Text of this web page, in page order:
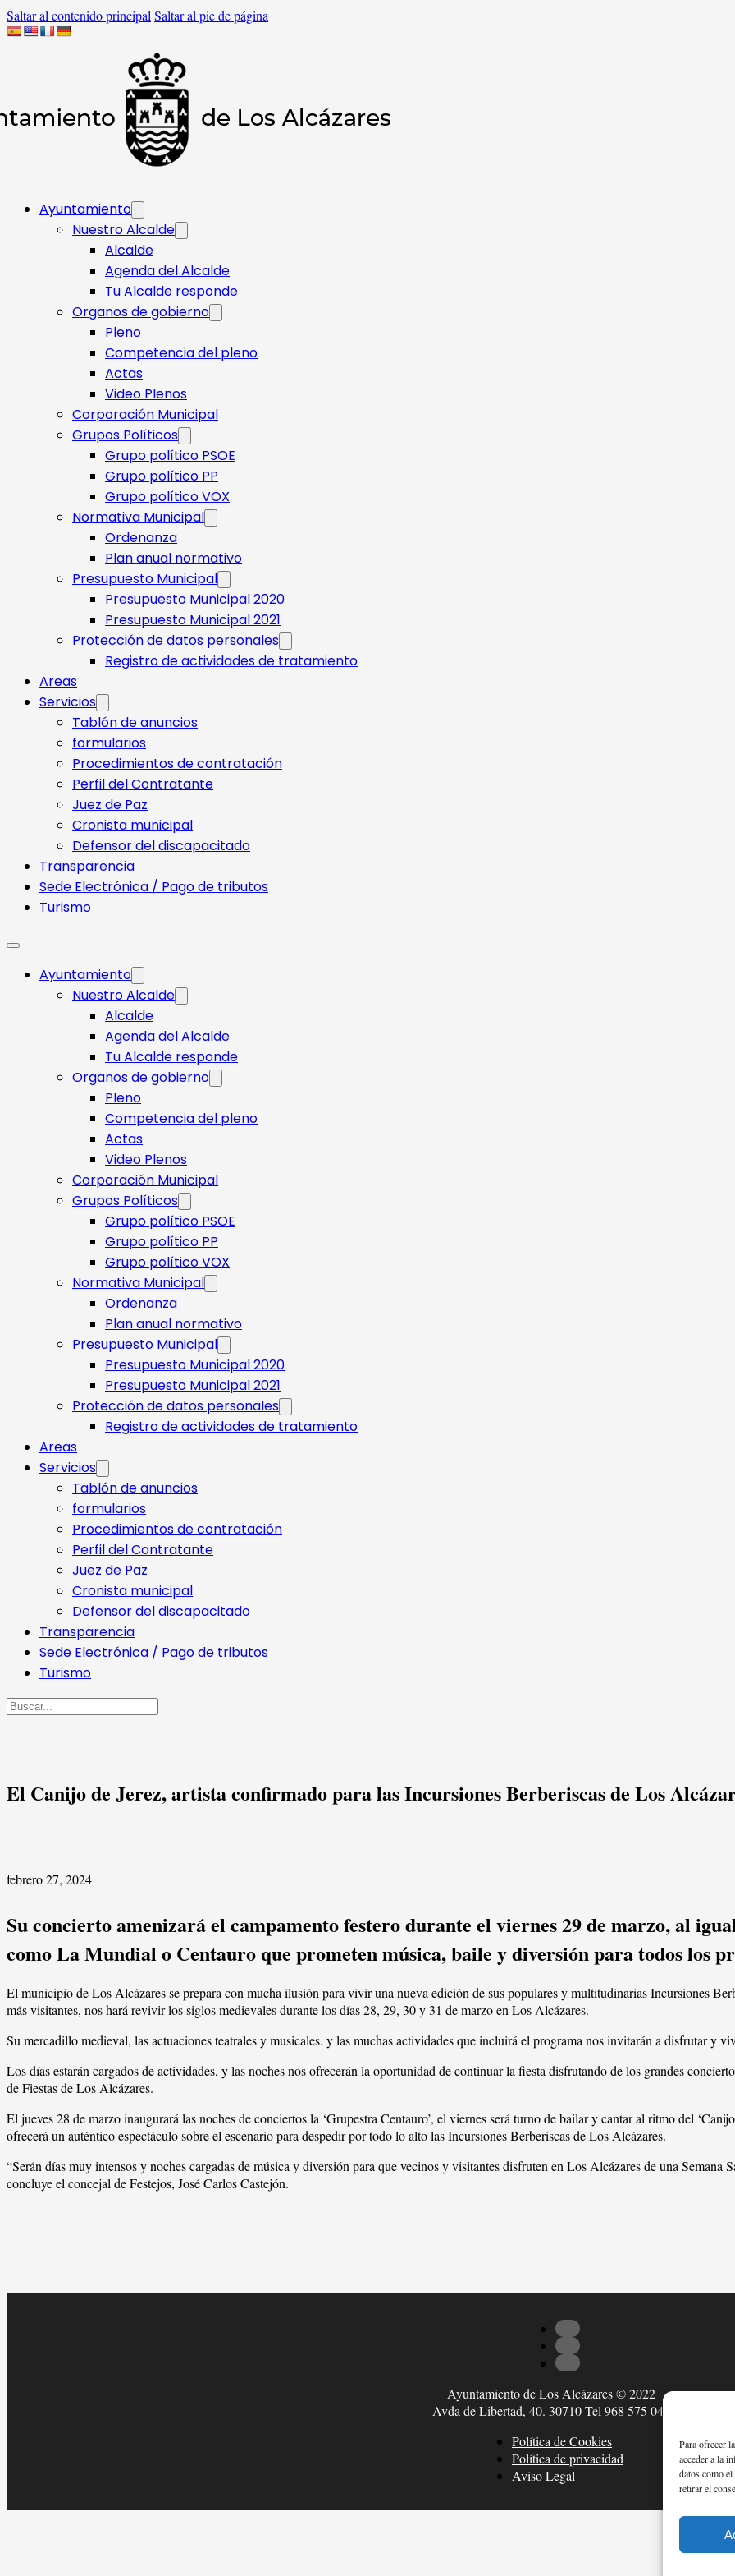
Para ofrecer
acceder a la
datos como
retirar el
Saltar al contenido principal Saltar al pie de página
Ayuntamiento
Nuestro Alcalde
Alcalde
Agenda del Alcalde
Tu Alcalde responde​
Organos de gobierno
Pleno
Competencia del pleno
Actas
Video Plenos
Corporación Municipal
Grupos Políticos
Grupo político PSOE
Grupo político PP
Grupo político VOX
Normativa Municipal
Ordenanza
Plan anual normativo
Presupuesto Municipal
Presupuesto Municipal 2020
Presupuesto Municipal 2021
Protección de datos personales
Registro de actividades de tratamiento
Areas
Servicios
Tablón de anuncios
formularios
Procedimientos de contratación
Perfil del Contratante
Juez de Paz
Cronista municipal
Defensor del discapacitado
Transparencia
Sede Electrónica / Pago de tributos
Turismo
Ayuntamiento
Nuestro Alcalde
Alcalde
Agenda del Alcalde
Tu Alcalde responde​
Organos de gobierno
Pleno
Competencia del pleno
Actas
Video Plenos
Corporación Municipal
Grupos Políticos
Grupo político PSOE
Grupo político PP
Grupo político VOX
Normativa Municipal
Ordenanza
Plan anual normativo
Presupuesto Municipal
Presupuesto Municipal 2020
Presupuesto Municipal 2021
Protección de datos personales
Registro de actividades de tratamiento
Areas
Servicios
Tablón de anuncios
formularios
Procedimientos de contratación
Perfil del Contratante
Juez de Paz
Cronista municipal
Defensor del discapacitado
Transparencia
Sede Electrónica / Pago de tributos
Turismo
Buscar
El Canijo de Jerez, artista confirmado para las Incursiones Berberiscas de Los
febrero 27, 2024
Su concierto amenizará el campamento festero durante el viernes 29 de marzo, al
como La Mundial o Centauro que prometen música, baile y diversión para todos los
El municipio de Los Alcázares se prepara con mucha ilusión para vivir una nueva edición de sus populares y multitudinarias Incursiones
más visitantes, nos hará revivir los siglos medievales durante los días 28, 29, 30 y 31 de marzo en Los Alcázares.
Su mercadillo medieval, las actuaciones teatrales y musicales. y las muchas actividades que incluirá el programa nos invitarán a disfrutar y
Los días estarán cargados de actividades, y las noches nos ofrecerán la oportunidad de continuar la fiesta disfrutando de los grandes
de Fiestas de Los Alcázares.
El jueves 28 de marzo inaugurará las noches de conciertos la ‘Grupestra Centauro’, el viernes será turno de bailar y cantar al ritmo del
ofrecerá un auténtico espectáculo sobre el escenario para despedir por todo lo alto las Incursiones Berberiscas de Los Alcázares.
“Serán días muy intensos y noches cargadas de música y diversión para que vecinos y visitantes disfruten en Los Alcázares de una Semana
concluye el concejal de Festejos, José Carlos Castejón.
Ayuntamiento de Los Alcázares © 2022
Avda de Libertad, 40. 30710 Tel 968 575 047
Política de Cookies
Política de privacidad
Aviso Legal